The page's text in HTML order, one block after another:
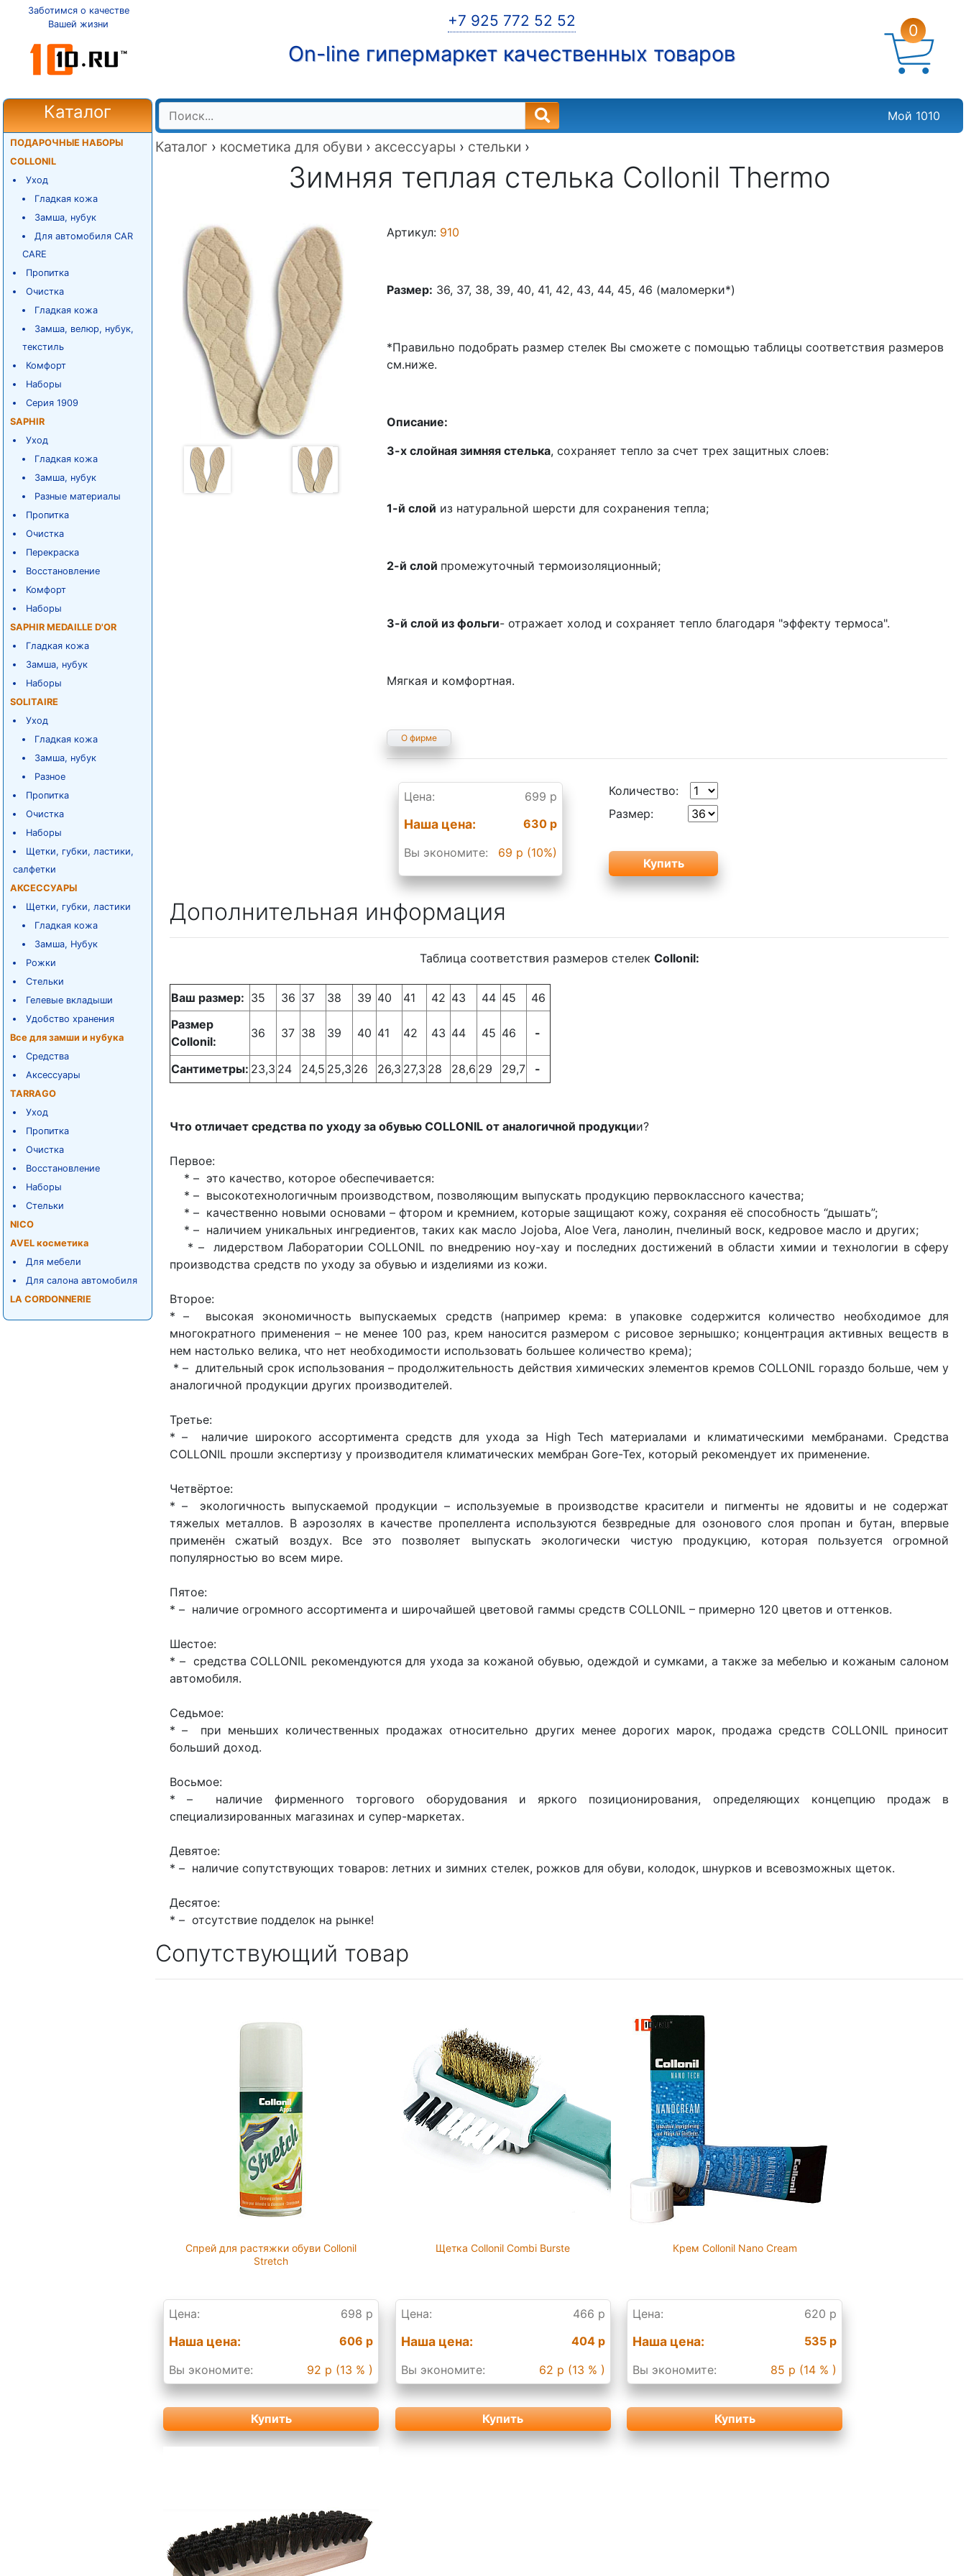
Заботимся о качестве
Вашей жизни
+7 925 772 52 52
On-line гипермаркет качественных товаров
0
Каталог
ПОДАРОЧНЫЕ НАБОРЫ
COLLONIL
Уход
Гладкая кожа
Замша, нубук
Для автомобиля CAR
CARE
Пропитка
Очистка
Гладкая кожа
Замша, велюр, нубук,
текстиль
Комфорт
Наборы
Серия 1909
SAPHIR
Уход
Гладкая кожа
Замша, нубук
Разные материалы
Пропитка
Очистка
Перекраска
Восстановление
Комфорт
Наборы
SAPHIR MEDAILLE D'OR
Гладкая кожа
Замша, нубук
Наборы
SOLITAIRE
Уход
Гладкая кожа
Замша, нубук
Разное
Пропитка
Очистка
Наборы
Щетки, губки, ластики,
салфетки
АКСЕССУАРЫ
Щетки, губки, ластики
Гладкая кожа
Замша, Нубук
Рожки
Стельки
Гелевые вкладыши
Удобство хранения
Все для замши и нубука
Средства
Аксессуары
TARRAGO
Уход
Пропитка
Очистка
Восстановление
Наборы
Стельки
NICO
AVEL косметика
Для мебели
Для салона автомобиля
LA CORDONNERIE
Мой 1010
Каталог › косметика для обуви › аксессуары › стельки ›
Зимняя теплая стелька Collonil Thermo
Артикул: 910
Размер: 36, 37, 38, 39, 40, 41, 42, 43, 44, 45, 46 (маломерки*)
*Правильно подобрать размер стелек Вы сможете с помощью таблицы соответствия размеров
см.ниже.
Описание:
3-х слойная зимняя стелька, сохраняет тепло за счет трех защитных слоев:
1-й слой из натуральной шерсти для сохранения тепла;
2-й слой промежуточный термоизоляционный;
3-й слой из фольги- отражает холод и сохраняет тепло благодаря "эффекту термоса".
Мягкая и комфортная.
О фирме
Цена: 699 р
Наша цена:
630 р
Вы экономите:
69 р (10%)
Количество:
Размер:
Дополнительная информация
Таблица соответствия размеров стелек Collonil:
Ваш размер: 35 36 37 38 39 40 41 42 43 44 45
46
Размер
Collonil:
36 37 38 39 40 41 42 43 44 45 46 -
Сантиметры: 23,3 24 24,5 25,3 26 26,3 27,3 28 28,6 29 29,7 -
Что отличает средства по уходу за обувью COLLONIL от аналогичной продукции?
Первое:
* – это качество, которое обеспечивается:
* – высокотехнологичным производством, позволяющим выпускать продукцию первоклассного качества;
* – качественно новыми основами – фтором и кремнием, которые защищают кожу, сохраняя её способность “дышать”;
* – наличием уникальных ингредиентов, таких как масло Jojoba, Aloe Vera, ланолин, пчелиный воск, кедровое масло и других;
* – лидерством Лаборатории COLLONIL по внедрению ноу-хау и последних достижений в области химии и технологии в сферу
производства средств по уходу за обувью и изделиями из кожи.
Второе:
* – высокая экономичность выпускаемых средств (например крема: в упаковке содержится количество необходимое для
многократного применения – не менее 100 раз, крем наносится размером с рисовое зернышко; концентрация активных веществ в
нем настолько велика, что нет необходимости использовать большее количество крема);
* – длительный срок использования – продолжительность действия химических элементов кремов COLLONIL гораздо больше, чем у
аналогичной продукции других производителей.
Третье:
* – наличие широкого ассортимента средств для ухода за High Tech материалами и климатическими мембранами. Средства
COLLONIL прошли экспертизу у производителя климатических мембран Gore-Tex, который рекомендует их применение.
Четвёртое:
* – экологичность выпускаемой продукции – используемые в производстве красители и пигменты не ядовиты и не содержат
тяжелых металлов. В аэрозолях в качестве пропеллента используются безвредные для озонового слоя пропан и бутан, впервые
применён сжатый воздух. Все это позволяет выпускать экологически чистую продукцию, которая пользуется огромной
популярностью во всем мире.
Пятое:
* – наличие огромного ассортимента и широчайшей цветовой гаммы средств COLLONIL – примерно 120 цветов и оттенков.
Шестое:
* – средства COLLONIL рекомендуются для ухода за кожаной обувью, одеждой и сумками, а также за мебелью и кожаным салоном
автомобиля.
Седьмое:
* – при меньших количественных продажах относительно других менее дорогих марок, продажа средств COLLONIL приносит
больший доход.
Восьмое:
* – наличие фирменного торгового оборудования и яркого позиционирования, определяющих концепцию продаж в
специализированных магазинах и супер-маркетах.
Девятое:
* – наличие сопутствующих товаров: летних и зимних стелек, рожков для обуви, колодок, шнурков и всевозможных щеток.
Десятое:
* – отсутствие подделок на рынке!
Сопутствующий товар
Спрей для растяжки обуви Collonil
Stretch
Цена: 698 р
Наша цена:
606 р
Вы экономите:
92 р (13 % )
Купить
Щетка Collonil Combi Burste
Цена: 466 р
Наша цена:
404 р
Вы экономите:
62 р (13 % )
Купить
Крем Collonil Nano Cream
Цена: 620 р
Наша цена:
535 р
Вы экономите:
85 р (14 % )
Купить